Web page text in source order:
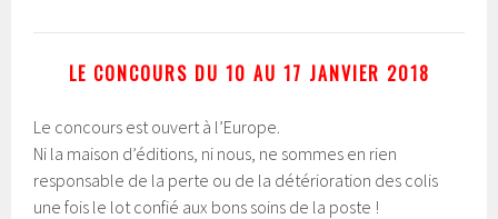
LE CONCOURS DU 10 AU 17 JANVIER 2018
Le concours est ouvert à l’Europe.
Ni la maison d’éditions, ni nous, ne sommes en rien
responsable de la perte ou de la détérioration des colis
une fois le lot confié aux bons soins de la poste !